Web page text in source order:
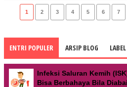
1 2 3 4 5 6 7
ENTRI POPULER ARSIP BLOG LABEL
Infeksi Saluran Kemih
Bisa Berbahaya Bila